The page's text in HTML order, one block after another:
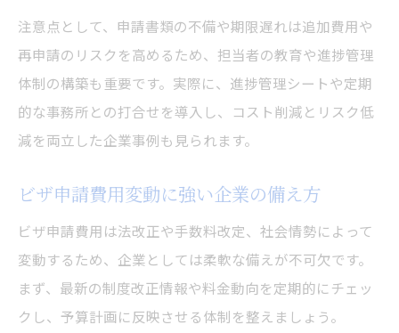
注意点として、申請書類の不備や期限遅れは追加費用や
再申請のリスクを高めるため、担当者の教育や進捗管理
体制の構築も重要です。実際に、進捗管理シートや定期
的な事務所との打合せを導入し、コスト削減とリスク低
減を両立した企業事例も見られます。
ビザ申請費用変動に強い企業の備え方
ビザ申請費用は法改正や手数料改定、社会情勢によって
変動するため、企業としては柔軟な備えが不可欠です。
まず、最新の制度改正情報や料金動向を定期的にチェッ
クし、予算計画に反映させる体制を整えましょう。